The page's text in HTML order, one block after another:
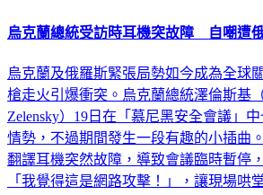
烏克蘭總統受訪時耳機突故障 自嘲遭俄
烏克蘭及俄羅斯緊張局勢如今成為全球
槍走火引爆衝突。烏克蘭總統澤倫斯基
Zelensky）19日在「慕尼黑安全會議」
情勢，不過期間發生一段有趣的小插曲
翻譯耳機突然故障，導致會議臨時暫停
「我覺得這是網路攻擊！」，讓現場哄